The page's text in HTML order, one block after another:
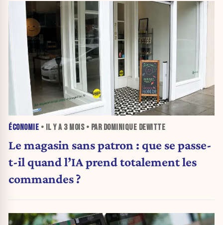
ÉCONOMIE • IL Y A 3 MOIS• PAR DOMINIQUE DEWITTE
Le magasin sans patron : que se passe-
t-il quand l’IA prend totalement les
commandes ?